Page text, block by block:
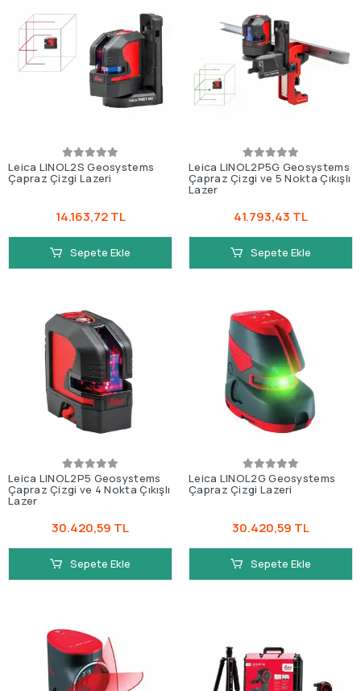
Leica LINOL2S Geosystems
Çapraz Çizgi Lazeri
14.163,72 TL
Sepete Ekle
Leica LINOL2P5G Geosystems
Çapraz Çizgi ve 5 Nokta Çıkışlı
Lazer
41.793,43 TL
Sepete Ekle
Leica LINOL2P5 Geosystems
Çapraz Çizgi ve 4 Nokta Çıkışlı
Lazer
30.420,59 TL
Sepete Ekle
Leica LINOL2G Geosystems
Çapraz Çizgi Lazeri
30.420,59 TL
Sepete Ekle